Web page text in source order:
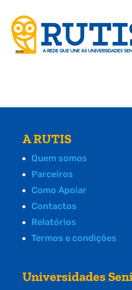
A RUTIS
Quem somos
Parceiros
Como Apoiar
Contactos
Relatórios
Termos e condições
Universidades